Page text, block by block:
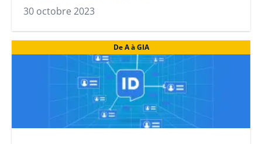
30 octobre 2023
De A à GIA